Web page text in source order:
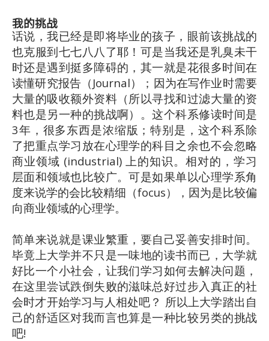
我的挑战
话说，我已经是即将毕业的孩子，眼前该挑战的
也克服到七七八八了耶！可是当我还是乳臭未干
时还是遇到挺多障碍的，其一就是花很多时间在
读懂研究报告（Journal）；因为在写作业时需要
大量的吸收额外资料（所以寻找和过滤大量的资
料也是另一种的挑战啊）。这个科系修读时间是
3年，很多东西是浓缩版；特别是，这个科系除
了把重点学习放在心理学的科目之余也不会忽略
商业领域 (industrial) 上的知识。相对的，学习
层面和领域也比较广。可是如果单以心理学系角
度来说学的会比较精细（focus），因为是比较偏
向商业领域的心理学。
简单来说就是课业繁重，要自己妥善安排时间。
毕竟上大学并不只是一味地的读书而已，大学就
好比一个小社会，让我们学习如何去解决问题，
在这里尝试跌倒失败的滋味总好过步入真正的社
会时才开始学习与人相处吧？ 所以上大学踏出自
己的舒适区对我而言也算是一种比较另类的挑战
吧!